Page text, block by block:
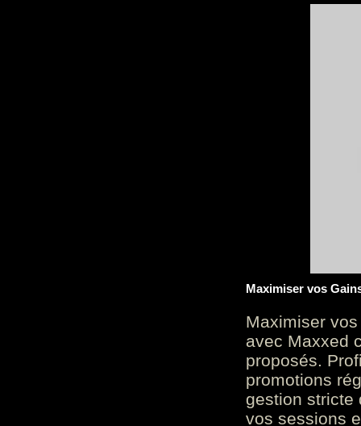
Maximiser vos
Maximiser
avec Maxxed
proposés.
promotions
gestion stricte
vos sessions